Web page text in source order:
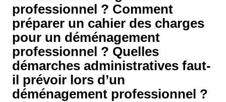
professionnel ? Comment
préparer un cahier des charges
pour un déménagement
professionnel ? Quelles
démarches administratives faut-
il prévoir lors d’un
déménagement professionnel ?